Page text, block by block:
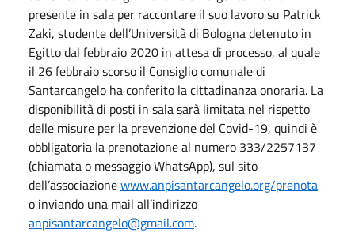
presente in sala per raccontare il suo lavoro su Patrick
Zaki, studente dell’Università di Bologna detenuto in
Egitto dal febbraio 2020 in attesa di processo, al quale
il 26 febbraio scorso il Consiglio comunale di
Santarcangelo ha conferito la cittadinanza onoraria. La
disponibilità di posti in sala sarà limitata nel rispetto
delle misure per la prevenzione del Covid-19, quindi è
obbligatoria la prenotazione al numero 333/2257137
(chiamata o messaggio WhatsApp), sul sito
dell’associazionewww.anpisantarcangelo.org/prenota
o inviando una mail all’indirizzo
anpisantarcangelo@gmail.com.